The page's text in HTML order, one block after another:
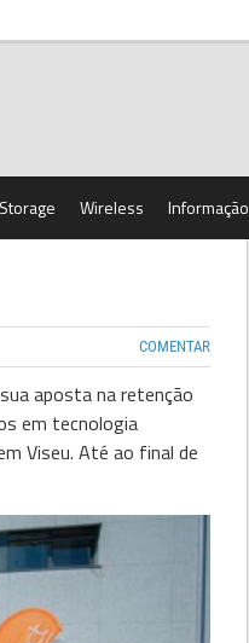
Storage Wireless Informação
COMENTAR
aposta na retenção
em tecnologia
Viseu. Até ao final de